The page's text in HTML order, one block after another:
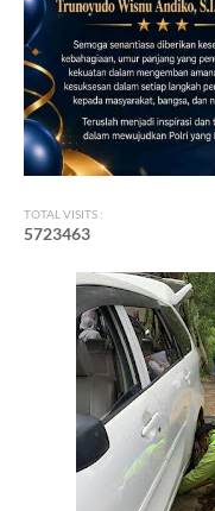
TOTAL VISITS :
5723463